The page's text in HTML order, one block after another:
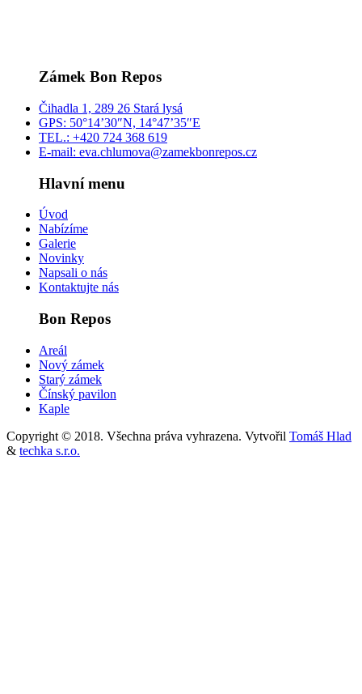
Zámek Bon Repos
Čihadla 1, 289 26 Stará lysá
GPS: 50°14’30″N, 14°47’35″E
TEL.: +420 724 368 619
E-mail: eva.chlumova@zamekbonrepos.cz
Hlavní menu
Úvod
Nabízíme
Galerie
Novinky
Napsali o nás
Kontaktujte nás
Bon Repos
Areál
Nový zámek
Starý zámek
Čínský pavilon
Kaple
Copyright © 2018. Všechna práva vyhrazena. Vytvořil Tomáš Hlad
& techka s.r.o.